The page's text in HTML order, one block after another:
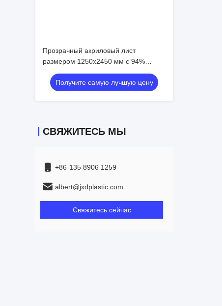
Прозрачный акриловый лист
размером 1250x2450 мм с 94%
световой проницаемостью,
изготовленный из материала PMMA
Получите самую лучшую цену
СВЯЖИТЕСЬ МЫ
+86-135 8906 1259
albert@jxdplastic.com
Свяжитесь сейчас